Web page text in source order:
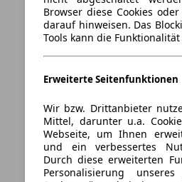
Browser diese Cookies
darauf hinweisen. Das
Tools kann die
Erweiterte Seitenfunktionen
Wir bzw. Drittanbieter
Mittel, darunter u.a.
Webseite, um Ihnen
und ein verbessertes
Durch diese erweiterten
Personalisierung